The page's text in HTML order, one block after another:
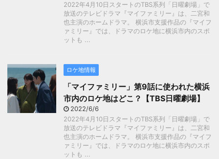
2022年4月10日スタートのTBS系列「日曜劇場」で
放送のテレビドラマ『マイファミリー』は、二宮和
也主演のホームドラマ。 横浜市支援作品の『マイフ
ァミリー』では、ドラマのロケ地に横浜市内のスポ
ットも ...
ロケ地情報
「マイファミリー」第9話に使われた横浜
市内のロケ地はどこ？【TBS日曜劇場】
2022/6/6
2022年4月10日スタートのTBS系列「日曜劇場」で
放送のテレビドラマ『マイファミリー』は、二宮和
也主演のホームドラマ。 横浜市支援作品の『マイフ
ァミリー』では、ドラマのロケ地に横浜市内のスポ
ットも ...